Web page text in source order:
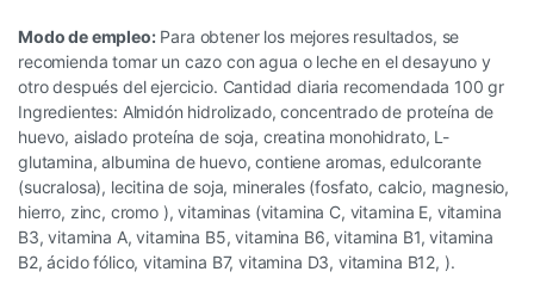
Modo de empleo:Para obtener los mejores resultados, se
recomienda tomar un cazo con agua o leche en el desayuno y
otro después del ejercicio. Cantidad diaria recomendada 100 gr
Ingredientes: Almidón hidrolizado, concentrado de proteína de
huevo, aislado proteína de soja, creatina monohidrato, L-
glutamina, albumina de huevo, contiene aromas, edulcorante
(sucralosa), lecitina de soja, minerales (fosfato, calcio, magnesio,
hierro, zinc, cromo ), vitaminas (vitamina C, vitamina E, vitamina
B3, vitamina A, vitamina B5, vitamina B6, vitamina B1, vitamina
B2, ácido fólico, vitamina B7, vitamina D3, vitamina B12, ).